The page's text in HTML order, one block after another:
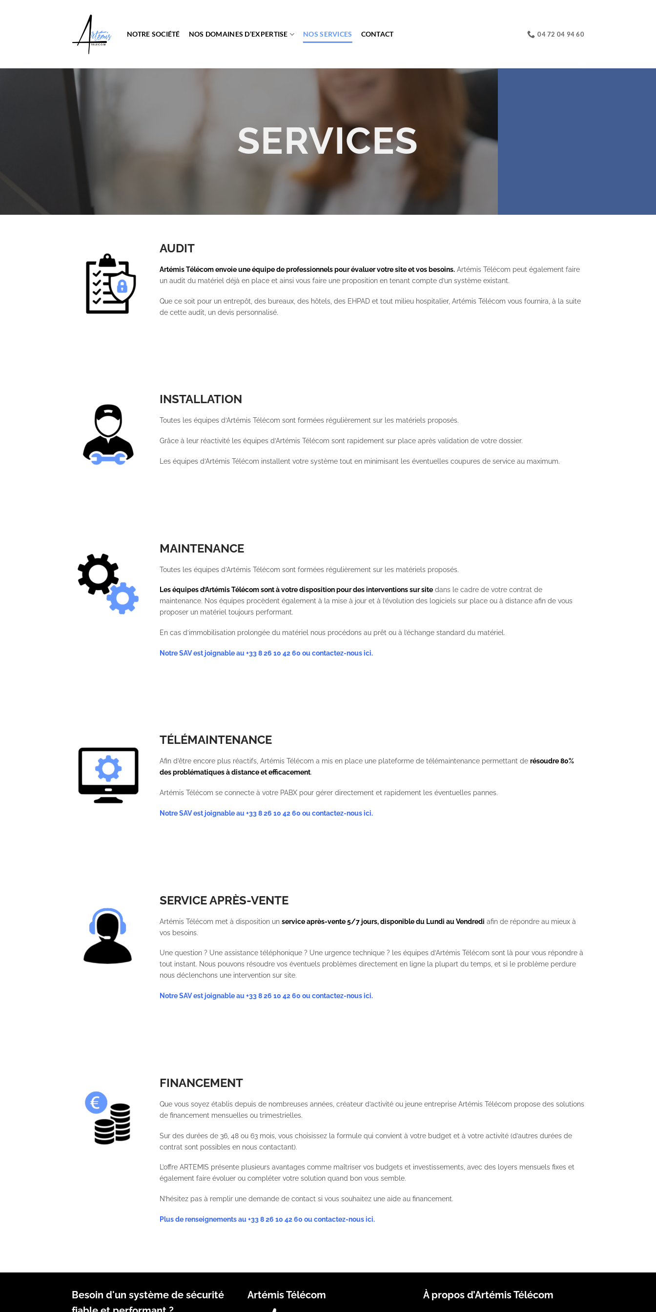
NOTRE SOCIÉTÉ NOS DOMAINES D’EXPERTISE NOS SERVICES CONTACT 04 72 04 94 60
SERVICES
AUDIT
Artémis Télécom envoie une équipe de professionnels pour évaluer votre site et vos besoins. Artémis Télécom peut également faire
un audit du matériel déjà en place et ainsi vous faire une proposition en tenant compte d’un système existant.
Que ce soit pour un entrepôt, des bureaux, des hôtels, des EHPAD et tout milieu hospitalier, Artémis Télécom vous fournira, à la suite
de cette audit, un devis personnalisé.
INSTALLATION
Toutes les équipes d’Artémis Télécom sont formées régulièrement sur les matériels proposés.
Grâce à leur réactivité les équipes d’Artémis Télécom sont rapidement sur place après validation de votre dossier.
Les équipes d’Artémis Télécom installent votre système tout en minimisant les éventuelles coupures de service au maximum.
MAINTENANCE
Toutes les équipes d’Artémis Télécom sont formées régulièrement sur les matériels proposés.
Les équipes d’Artémis Télécom sont à votre disposition pour des interventions sur site dans le cadre de votre contrat de
maintenance. Nos équipes procèdent également à la mise à jour et à l’évolution des logiciels sur place ou à distance afin de vous
proposer un matériel toujours performant.
En cas d’immobilisation prolongée du matériel nous procédons au prêt ou à l’échange standard du matériel.
Notre SAV est joignable au +33 8 26 10 42 60 ou contactez-nous ici.
TÉLÉMAINTENANCE
Afin d’être encore plus réactifs, Artémis Télécom a mis en place une plateforme de télémaintenance permettant de résoudre 80%
des problématiques à distance et efficacement.
Artémis Télécom se connecte à votre PABX pour gérer directement et rapidement les éventuelles pannes.
Notre SAV est joignable au +33 8 26 10 42 60 ou contactez-nous ici.
SERVICE APRÈS-VENTE
Artémis Télécom met à disposition un service après-vente 5/7 jours, disponible du Lundi au Vendredi afin de répondre au mieux à
vos besoins.
Une question ? Une assistance téléphonique ? Une urgence technique ? les équipes d’Artémis Télécom sont là pour vous répondre à
tout instant. Nous pouvons résoudre vos éventuels problèmes directement en ligne la plupart du temps, et si le problème perdure
nous déclenchons une intervention sur site.
Notre SAV est joignable au +33 8 26 10 42 60 ou contactez-nous ici.
FINANCEMENT
Que vous soyez établis depuis de nombreuses années, créateur d’activité ou jeune entreprise Artémis Télécom propose des solutions
de financement mensuelles ou trimestrielles.
Sur des durées de 36, 48 ou 63 mois, vous choisissez la formule qui convient à votre budget et à votre activité (d’autres durées de
contrat sont possibles en nous contactant).
L’offre ARTEMIS présente plusieurs avantages comme maîtriser vos budgets et investissements, avec des loyers mensuels fixes et
également faire évoluer ou compléter votre solution quand bon vous semble.
N’hésitez pas à remplir une demande de contact si vous souhaitez une aide au financement.
Plus de renseignements au +33 8 26 10 42 60 ou contactez-nous ici.
Besoin d'un système de sécurité
Artémis Télécom À propos d’Artémis Télécom